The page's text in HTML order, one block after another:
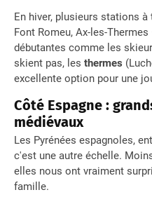
En hiver, plusieurs stations
Font Romeu, Ax-les-
débutantes comme les
skient pas, les thermes
excellente option pour une
Côté Espagne :
médiévaux
Les Pyrénées espagnoles,
c'est une autre échelle.
elles nous ont vraiment
famille.